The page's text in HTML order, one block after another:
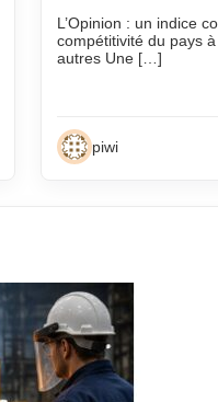
juin 2012
mars 2012
novembre 2011
octobre 2011
septembre 2011
août 2011
L’Opinion : un indice
compétitivité du pays
autres Une […]
piwi